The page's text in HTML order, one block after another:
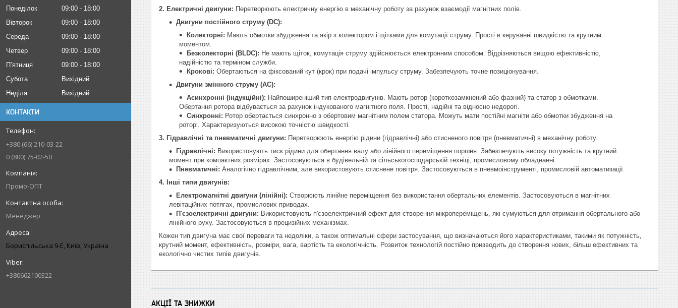
Понеділок 09:00
18:00
Вівторок
09:00
18:00
Середа
09:00
18:00
Четвер
09:00
18:00
Пʼятниця
09:00
18:00
Субота
Вихідний
Неділя
Вихідний
КОНТАКТИ
+380 (66) 210-03-22
0 (800) 75-02-50
Промо-ОПТ
Менеджер
Бориспільська 9-Е, Київ, Україна
+380662100322
2. Електричні двигуни: Перетворюють електричну енергію в механічну роботу за рахунок взаємодії магнітних полів.
Двигуни постійного струму (DC):
Колекторні: Мають обмотки збудження та якір з колектором і щітками для комутації струму. Прості в керуванні швидкістю та крутним
моментом.
Безколекторні (BLDC): Не мають щіток, комутація струму здійснюється електронним способом. Відрізняються вищою ефективністю,
надійністю та терміном служби.
Крокові: Обертаються на фіксований кут (крок) при подачі імпульсу струму. Забезпечують точне позиціонування.
Двигуни змінного струму (AC):
Асинхронні (індукційні): Найпоширеніший тип електродвигунів. Мають ротор (короткозамкнений або фазний) та статор з обмотками.
Обертання ротора відбувається за рахунок індукованого магнітного поля. Прості, надійні та відносно недорогі.
Синхронні: Ротор обертається синхронно з обертовим магнітним полем статора. Можуть мати постійні магніти або обмотки збудження на
роторі. Характеризуються високою точністю швидкості.
3. Гідравлічні та пневматичні двигуни: Перетворюють енергію рідини (гідравлічні) або стисненого повітря (пневматичні) в механічну роботу.
Гідравлічні: Використовують тиск рідини для обертання валу або лінійного переміщення поршня. Забезпечують високу потужність та крутний
момент при компактних розмірах. Застосовуються в будівельній та сільськогосподарській техніці, промисловому обладнанні.
Пневматичні: Аналогічно гідравлічним, але використовують стиснене повітря. Застосовуються в пневмоінструменті, промисловій автоматизації.
4. Інші типи двигунів:
Електромагнітні двигуни (лінійні): Створюють лінійне переміщення без використання обертальних елементів. Застосовуються в магнітних
левітаційних потягах, промислових приводах.
П'єзоелектричні двигуни: Використовують п'єзоелектричний ефект для створення мікропереміщень, які сумуються для отримання обертального або
лінійного руху. Застосовуються в прецизійних механізмах.
Кожен тип двигуна має свої переваги та недоліки, а також оптимальні сфери застосування, що визначаються його характеристиками, такими як потужність,
крутний момент, ефективність, розміри, вага, вартість та екологічність. Розвиток технологій постійно призводить до створення нових, більш ефективних та
екологічно чистих типів двигунів.
АКЦІЇ ТА ЗНИЖКИ